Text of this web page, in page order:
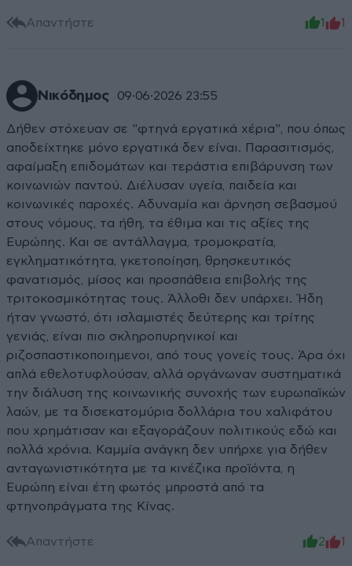
Απαντήστε 1 1
Νικόδημος 09·06·2026 23:55
Δήθεν στόχευαν σε "φτηνά εργατικά χέρια", που όπως
αποδείχτηκε μόνο εργατικά δεν είναι. Παρασιτισμός,
αφαίμαξη επιδομάτων και τεράστια επιβάρυνση των
κοινωνιών παντού. Διέλυσαν υγεία, παιδεία και
κοινωνικές παροχές. Αδυναμία και άρνηση σεβασμού
στους νόμους, τα ήθη, τα έθιμα και τις αξίες της
Ευρώπης. Και σε αντάλλαγμα, τρομοκρατία,
εγκληματικότητα, γκετοποίηση, θρησκευτικός
φανατισμός, μίσος και προσπάθεια επιβολής της
τριτοκοσμικότητας τους. Άλλοθι δεν υπάρχει. Ήδη
ήταν γνωστό, ότι ισλαμιστές δεύτερης και τρίτης
γενιάς, είναι πιο σκληροπυρηνικοί και
ριζοσπαστικοποιημενοι, από τους γονείς τους. Άρα όχι
απλά εθελοτυφλούσαν, αλλά οργάνωναν συστηματικά
την διάλυση της κοινωνικής συνοχής των ευρωπαϊκών
λαών, με τα δισεκατομύρια δολλάρια του χαλιφάτου
που χρημάτισαν και εξαγοράζουν πολιτικούς εδώ και
πολλά χρόνια. Καμμία ανάγκη δεν υπήρχε για δήθεν
ανταγωνιστικότητα με τα κινέζικα προϊόντα, η
Ευρώπη είναι έτη φωτός μπροστά από τα
φτηνοπράγματα της Κίνας.
Απαντήστε 2 1